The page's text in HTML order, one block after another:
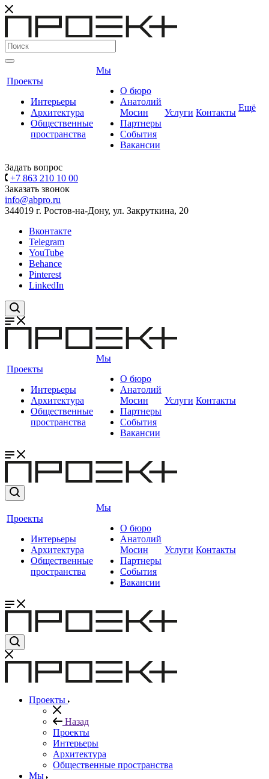
Проекты
Интерьеры
Архитектура
Общественные
пространства
Мы
О бюро
Анатолий
Мосин
Партнеры
События
Вакансии
Услуги Контакты Ещё
Задать вопрос
+7 863 210 10 00
Заказать звонок
info@abpro.ru
344019 г. Ростов-на-Дону, ул. Закруткина, 20
Вконтакте
Telegram
YouTube
Behance
Pinterest
LinkedIn
Проекты
Интерьеры
Архитектура
Общественные
пространства
Мы
О бюро
Анатолий
Мосин
Партнеры
События
Вакансии
Услуги Контакты
Проекты
Интерьеры
Архитектура
Общественные
пространства
Мы
О бюро
Анатолий
Мосин
Партнеры
События
Вакансии
Услуги Контакты
Проекты
Назад
Проекты
Интерьеры
Архитектура
Общественные пространства
Мы